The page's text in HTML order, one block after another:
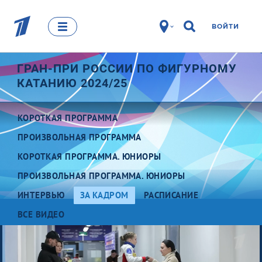
ВОЙТИ
ГРАН-ПРИ РОССИИ ПО ФИГУРНОМУ
КАТАНИЮ 2024/25
КОРОТКАЯ ПРОГРАММА
ПРОИЗВОЛЬНАЯ ПРОГРАММА
КОРОТКАЯ ПРОГРАММА. ЮНИОРЫ
ПРОИЗВОЛЬНАЯ ПРОГРАММА. ЮНИОРЫ
ИНТЕРВЬЮ
ЗА КАДРОМ
РАСПИСАНИЕ
ВСЕ ВИДЕО